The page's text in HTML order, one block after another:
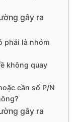
gây ra
phải là nhóm
không quay
cần số P/N
gây ra